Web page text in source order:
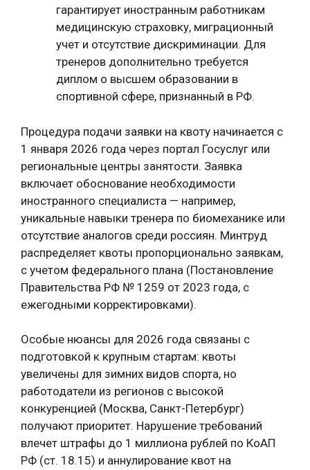
гарантирует иностранным работникам
медицинскую страховку, миграционный
учет и отсутствие дискриминации. Для
тренеров дополнительно требуется
диплом о высшем образовании в
спортивной сфере, признанный в РФ.
Процедура подачи заявки на квоту начинается с
1 января 2026 года через портал Госуслуг или
региональные центры занятости. Заявка
включает обоснование необходимости
иностранного специалиста — например,
уникальные навыки тренера по биомеханике или
отсутствие аналогов среди россиян. Минтруд
распределяет квоты пропорционально заявкам,
с учетом федерального плана (Постановление
Правительства РФ № 1259 от 2023 года, с
ежегодными корректировками).
Особые нюансы для 2026 года связаны с
подготовкой к крупным стартам: квоты
увеличены для зимних видов спорта, но
работодатели из регионов с высокой
конкуренцией (Москва, Санкт-Петербург)
получают приоритет. Нарушение требований
влечет штрафы до 1 миллиона рублей по КоАП
РФ (ст. 18.15) и аннулирование квот на